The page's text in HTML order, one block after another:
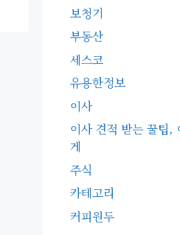
보청기
부동산
세스코
유용한정보
이사
이사 견적 받는 꿀팁,
게
주식
카테고리
커피원두